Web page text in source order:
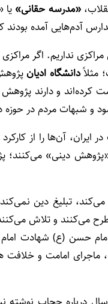
«مدرسه حقانی» یا
آدم‌هایی آمده بودند
مراکزی نداریم. اگر
مثلاًدانشگاه ادیان
کرده‌اند و دارند
و شبهات مردم در
ایران، آن‌ها را از
دینی»‌ می‌کنند؛
تبلیغ دین
می‌کنند و تلاش
حسن (ع) شهادت
امامت و خلافت